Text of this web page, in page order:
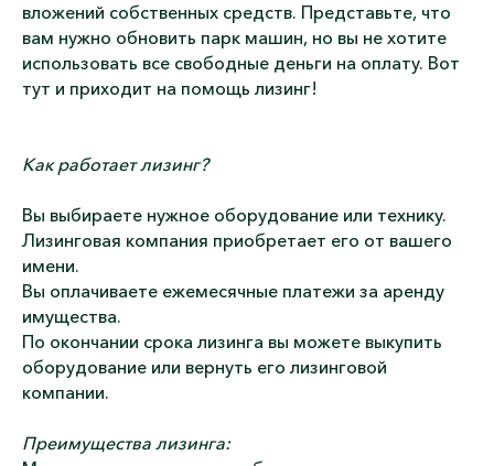
вложений собственных средств. Представьте, что
вам нужно обновить парк машин, но вы не хотите
использовать все свободные деньги на оплату. Вот
тут и приходит на помощь лизинг!
Как работает лизинг?
Вы выбираете нужное оборудование или технику.
Лизинговая компания приобретает его от вашего
имени.
Вы оплачиваете ежемесячные платежи за аренду
имущества.
По окончании срока лизинга вы можете выкупить
оборудование или вернуть его лизинговой
компании.
Преимущества лизинга: